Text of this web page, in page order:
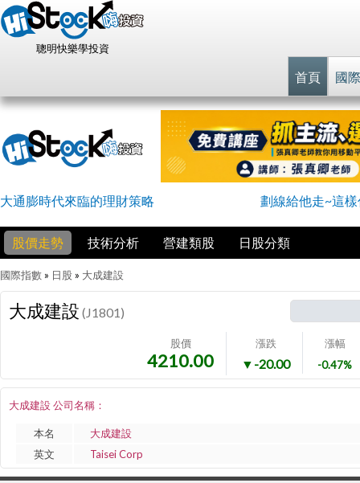
聰明快樂學投資
首頁 國
大通膨時代來臨的理財策略 劃線給他走~這
股價走勢 技術分析 營建類股 日股分類
國際指數 » 日股 » 大成建設
大成建設 (J1801)
股價
4210.00
漲跌
▼-20.00
漲幅
-0.47%
大成建設 公司名稱：
本名
大成建設
英文
Taisei Corp